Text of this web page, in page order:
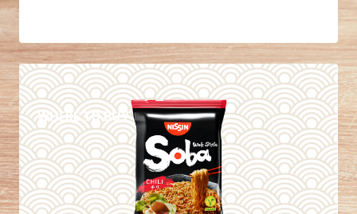
WHERE TO BUY
DETAILS